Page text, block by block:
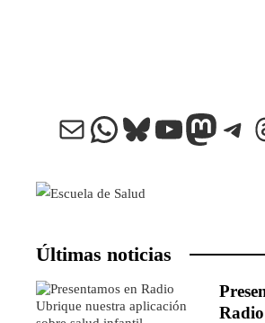
Correo electrónico
WhatsApp
Bluesky
Últimas noticias